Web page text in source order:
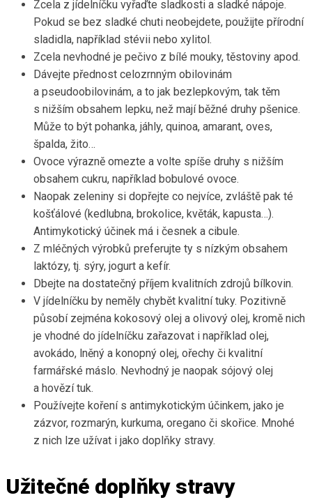
Zcela z jídelníčku vyřaďte sladkosti a sladké nápoje.
Pokud se bez sladké chuti neobejdete, použijte přírodní
sladidla, například stévii nebo xylitol.
Zcela nevhodné je pečivo z bílé mouky, těstoviny apod.
Dávejte přednost celozrnným obilovinám
a pseudoobilovinám, a to jak bezlepkovým, tak těm
s nižším obsahem lepku, než mají běžné druhy pšenice.
Může to být pohanka, jáhly, quinoa, amarant, oves,
špalda, žito…
Ovoce výrazně omezte a volte spíše druhy s nižším
obsahem cukru, například bobulové ovoce.
Naopak zeleniny si dopřejte co nejvíce, zvláště pak té
košťálové (kedlubna, brokolice, květák, kapusta…).
Antimykotický účinek má i česnek a cibule.
Z mléčných výrobků preferujte ty s nízkým obsahem
laktózy, tj. sýry, jogurt a kefír.
Dbejte na dostatečný příjem kvalitních zdrojů bílkovin.
V jídelníčku by neměly chybět kvalitní tuky. Pozitivně
působí zejména kokosový olej a olivový olej, kromě nich
je vhodné do jídelníčku zařazovat i například olej,
avokádo, lněný a konopný olej, ořechy či kvalitní
farmářské máslo. Nevhodný je naopak sójový olej
a hovězí tuk.
Používejte koření s antimykotickým účinkem, jako je
zázvor, rozmarýn, kurkuma, oregano či skořice. Mnohé
z nich lze užívat i jako doplňky stravy.
Užitečné doplňky stravy